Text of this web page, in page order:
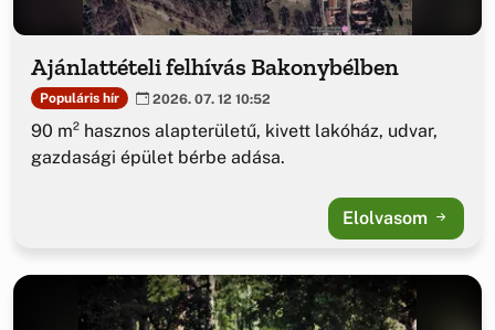
Ajánlattételi felhívás Bakonybélben
Populáris hír 2026. 07. 12 10:52
90 m² hasznos alapterületű, kivett lakóház, udvar,
gazdasági épület bérbe adása.
Elolvasom